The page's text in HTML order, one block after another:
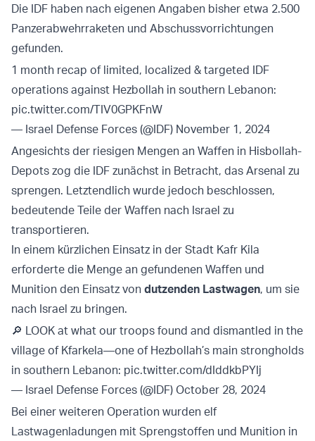
Die IDF haben nach eigenen Angaben bisher etwa 2.500
Panzerabwehrraketen und Abschussvorrichtungen
gefunden.
1 month recap of limited, localized & targeted IDF
operations against Hezbollah in southern Lebanon:
pic.twitter.com/TIV0GPKFnW
— Israel Defense Forces (@IDF) November 1, 2024
Angesichts der riesigen Mengen an Waffen in Hisbollah-
Depots zog die IDF zunächst in Betracht, das Arsenal zu
sprengen. Letztendlich wurde jedoch beschlossen,
bedeutende Teile der Waffen nach Israel zu
transportieren.
In einem kürzlichen Einsatz in der Stadt Kafr Kila
erforderte die Menge an gefundenen Waffen und
Munition den Einsatz von dutzenden Lastwagen, um sie
nach Israel zu bringen.
🔎 LOOK at what our troops found and dismantled in the
village of Kfarkela—one of Hezbollah’s main strongholds
in southern Lebanon: pic.twitter.com/dIddkbPYIj
— Israel Defense Forces (@IDF) October 28, 2024
Bei einer weiteren Operation wurden elf
Lastwagenladungen mit Sprengstoffen und Munition in